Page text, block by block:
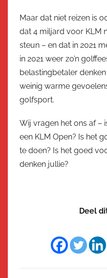
Maar dat niet reizen is
dat 4 miljard voor KLM
steun – en dat in 2021
in 2021 weer zo’n
belastingbetaler
weinig warme
golfsport.
Wij vragen het ons af –
een KLM Open? Is het
te doen? Is het goed
denken jullie?
Deel